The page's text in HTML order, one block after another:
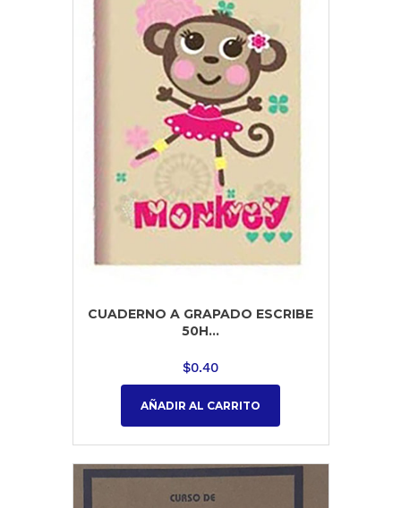
CUADERNO A GRAPADO ESCRIBE
50H...
$0.40
AÑADIR AL CARRITO